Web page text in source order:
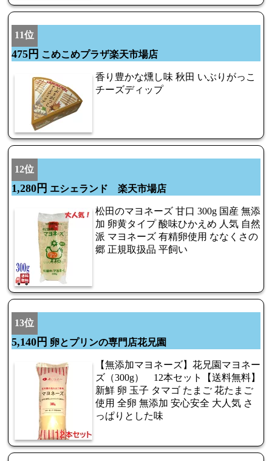
11位
475円 こめこめプラザ楽天市場店
香り豊かな燻し味 秋田 いぶりがっこ
チーズディップ
12位
1,280円 エシェランド 楽天市場店
松田のマヨネーズ 甘口 300g 国産 無添
加 卵黄タイプ 酸味ひかえめ 人気 自然
派 マヨネーズ 有精卵使用 ななくさの
郷 正規取扱品 平飼い
13位
5,140円 卵とプリンの専門店花兄園
【無添加マヨネーズ】花兄園マヨネー
ズ（300g） 12本セット【送料無料】
新鮮 卵 玉子 タマゴ たまご 花たまご
使用 全卵 無添加 安心安全 大人気 さ
っぱりとした味